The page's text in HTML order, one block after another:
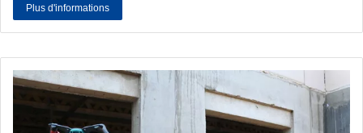
Plus d'informations